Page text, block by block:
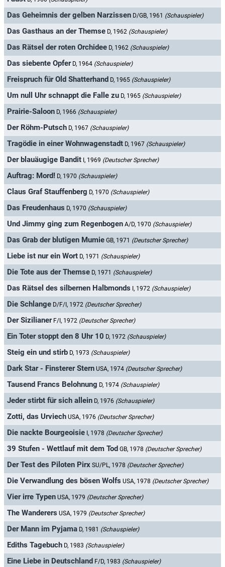
Das Geheimnis der gelben Narzissen D/GB, 1961 (Schauspieler)
Das Gasthaus an der Themse D, 1962 (Schauspieler)
Das Rätsel der roten Orchidee D, 1962 (Schauspieler)
Das siebente Opfer D, 1964 (Schauspieler)
Freispruch für Old Shatterhand D, 1965 (Schauspieler)
Um null Uhr schnappt die Falle zu D, 1965 (Schauspieler)
Prairie-Saloon D, 1966 (Schauspieler)
Der Röhm-Putsch D, 1967 (Schauspieler)
Tragödie in einer Wohnwagenstadt D, 1967 (Schauspieler)
Der blauäugige Bandit I, 1969 (Deutscher Sprecher)
Auftrag: Mord! D, 1970 (Schauspieler)
Claus Graf Stauffenberg D, 1970 (Schauspieler)
Das Freudenhaus D, 1970 (Schauspieler)
Und Jimmy ging zum Regenbogen A/D, 1970 (Schauspieler)
Das Grab der blutigen Mumie GB, 1971 (Deutscher Sprecher)
Liebe ist nur ein Wort D, 1971 (Schauspieler)
Die Tote aus der Themse D, 1971 (Schauspieler)
Das Rätsel des silbernen Halbmonds I, 1972 (Schauspieler)
Die Schlange D/F/I, 1972 (Deutscher Sprecher)
Der Sizilianer F/I, 1972 (Deutscher Sprecher)
Ein Toter stoppt den 8 Uhr 10 D, 1972 (Schauspieler)
Steig ein und stirb D, 1973 (Schauspieler)
Dark Star - Finsterer Stern USA, 1974 (Deutscher Sprecher)
Tausend Francs Belohnung D, 1974 (Schauspieler)
Jeder stirbt für sich allein D, 1976 (Schauspieler)
Zotti, das Urviech USA, 1976 (Deutscher Sprecher)
Die nackte Bourgeoisie I, 1978 (Deutscher Sprecher)
39 Stufen - Wettlauf mit dem Tod GB, 1978 (Deutscher Sprecher)
Der Test des Piloten Pirx SU/PL, 1978 (Deutscher Sprecher)
Die Verwandlung des bösen Wolfs USA, 1978 (Deutscher Sprecher)
Vier irre Typen USA, 1979 (Deutscher Sprecher)
The Wanderers USA, 1979 (Deutscher Sprecher)
Der Mann im Pyjama D, 1981 (Schauspieler)
Ediths Tagebuch D, 1983 (Schauspieler)
Eine Liebe in Deutschland F/D, 1983 (Schauspieler)